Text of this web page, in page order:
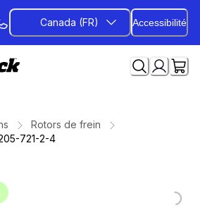
Canada (FR) Accessibilité
Rotors de frein
721-2-4
Loading...
Loading...
Loading...
Loading...
Loading...
Loading...
Loading...